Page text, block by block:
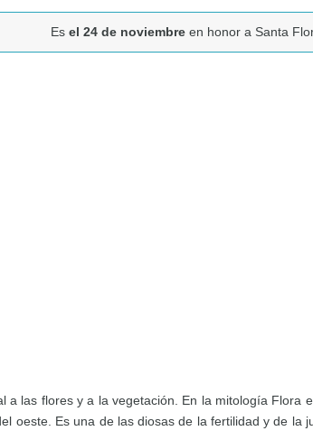
Es el 24 de noviembreen honor a Santa
las flores y a la vegetación. En la mitología Flora
oeste. Es una de las diosas de la fertilidad y de la